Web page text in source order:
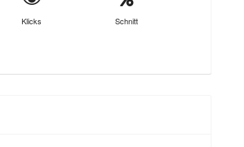
Klicks Schnitt